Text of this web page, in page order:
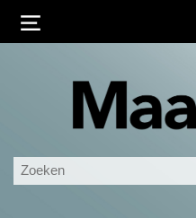
Ingelogd blijven